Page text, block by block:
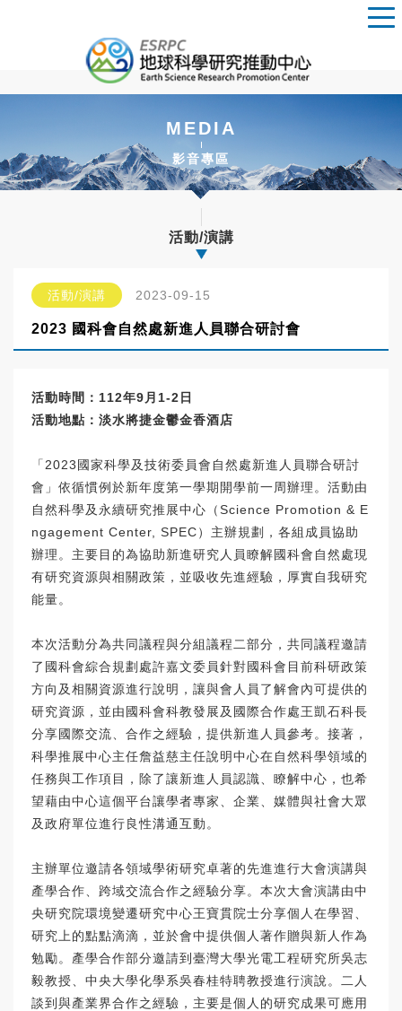
MEDIA
影音專區
活動/演講
活動/演講 2023-09-15
2023 國科會自然處新進人員聯合研討會
活動時間：112年9月1-2日
活動地點： 淡水將捷金鬱金香酒店
「2023國家科學及技術委員會自然處新進人員聯合研討
會」依循慣例於新年度第一學期開學前一周辦理。活動由
自然科學及永續研究推展中心（Science Promotion & E
ngagement Center, SPEC）主辦規劃，各組成員協助
辦理。主要目的為協助新進研究人員瞭解國科會自然處現
有研究資源與相關政策，並吸收先進經驗，厚實自我研究
能量。
本次活動分為共同議程與分組議程二部分，共同議程邀請
了國科會綜合規劃處許嘉文委員針對國科會目前科研政策
方向及相關資源進行說明，讓與會人員了解會內可提供的
研究資源，並由國科會科教發展及國際合作處王凱石科長
分享國際交流、合作之經驗，提供新進人員參考。接著，
科學推展中心主任詹益慈主任說明中心在自然科學領域的
任務與工作項目，除了讓新進人員認識、瞭解中心，也希
望藉由中心這個平台讓學者專家、企業、媒體與社會大眾
及政府單位進行良性溝通互動。
主辦單位邀請各領域學術研究卓著的先進進行大會演講與
產學合作、跨域交流合作之經驗分享。本次大會演講由中
央研究院環境變遷研究中心王寶貫院士分享個人在學習、
研究上的點點滴滴，並於會中提供個人著作贈與新人作為
勉勵。產學合作部分邀請到臺灣大學光電工程研究所吳志
毅教授、中央大學化學系吳春桂特聘教授進行演說。二人
談到與產業界合作之經驗，主要是個人的研究成果可應用